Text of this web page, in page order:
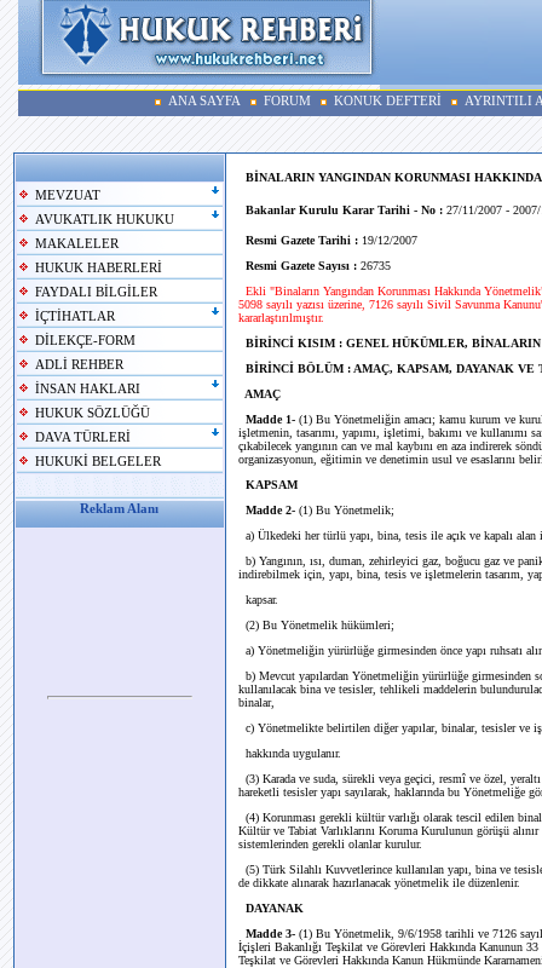
ANA SAYFA FORUM KONUK DEFTERİ AYRINTILI
MEVZUAT
AVUKATLIK HUKUKU
MAKALELER
HUKUK HABERLERİ
FAYDALI BİLGİLER
İÇTİHATLAR
DİLEKÇE-FORM
ADLİ REHBER
İNSAN HAKLARI
HUKUK SÖZLÜĞÜ
DAVA TÜRLERİ
HUKUKİ BELGELER
Reklam Alanı
BİNALARIN YANGINDAN KORUNMASI
Bakanlar Kurulu Karar Tarihi - No : 27/11/2007 -
Resmi Gazete Tarihi : 19/12/2007
Resmi Gazete Sayısı : 26735
Ekli "Binaların Yangından Korunması Hakkında
5098 sayılı yazısı üzerine, 7126 sayılı Sivil Savunma
kararlaştırılmıştır.
BİRİNCİ KISIM : GENEL HÜKÜMLER,
BİRİNCİ BÖLÜM : AMAÇ, KAPSAM, DAYANAK VE
AMAÇ
Madde 1- (1) Bu Yönetmeliğin amacı; kamu kurum ve
işletmenin, tasarımı, yapımı, işletimi, bakımı ve kullanımı
çıkabilecek yangının can ve mal kaybını en aza indirerek
organizasyonun, eğitimin ve denetimin usul ve esaslarını
KAPSAM
Madde 2- (1) Bu Yönetmelik;
a) Ülkedeki her türlü yapı, bina, tesis ile açık ve kapalı
b) Yangının, ısı, duman, zehirleyici gaz, boğucu gaz ve
indirebilmek için, yapı, bina, tesis ve işletmelerin tasarım,
kapsar.
(2) Bu Yönetmelik hükümleri;
a) Yönetmeliğin yürürlüğe girmesinden önce yapı ruhsatı
b) Mevcut yapılardan Yönetmeliğin yürürlüğe girmesinden
kullanılacak bina ve tesisler, tehlikeli maddelerin
binalar,
c) Yönetmelikte belirtilen diğer yapılar, binalar, tesisler ve
hakkında uygulanır.
(3) Karada ve suda, sürekli veya geçici, resmî ve özel,
hareketli tesisler yapı sayılarak, haklarında bu Yönetmeliğe
(4) Korunması gerekli kültür varlığı olarak tescil edilen
Kültür ve Tabiat Varlıklarını Koruma Kurulunun görüşü
sistemlerinden gerekli olanlar kurulur.
(5) Türk Silahlı Kuvvetlerince kullanılan yapı, bina ve
de dikkate alınarak hazırlanacak yönetmelik ile düzenlenir.
DAYANAK
Madde 3- (1) Bu Yönetmelik, 9/6/1958 tarihli ve 7126
İçişleri Bakanlığı Teşkilat ve Görevleri Hakkında Kanunun
Teşkilat ve Görevleri Hakkında Kanun Hükmünde